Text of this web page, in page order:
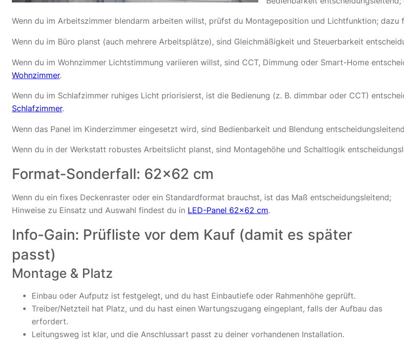
Wenn du im Arbeitszimmer blendarm arbeiten willst, prüfst du Montageposition und Lichtfunktion; dazu
Wenn du im Büro planst (auch mehrere Arbeitsplätze), sind Gleichmäßigkeit und Steuerbarkeit
Wenn du im Wohnzimmer Lichtstimmung variieren willst, sind CCT, Dimmung oder Smart-Home
Wohnzimmer.
Wenn du im Schlafzimmer ruhiges Licht priorisierst, ist die Bedienung (z. B. dimmbar oder CCT)
Schlafzimmer.
Wenn das Panel im Kinderzimmer eingesetzt wird, sind Bedienbarkeit und Blendung
Wenn du in der Werkstatt robustes Arbeitslicht planst, sind Montagehöhe und Schaltlogik
Format-Sonderfall: 62×62 cm
Wenn du ein fixes Deckenraster oder ein Standardformat brauchst, ist das Maß entscheidungsleitend;
Hinweise zu Einsatz und Auswahl findest du in LED-Panel 62×62 cm.
Info-Gain: Prüfliste vor dem Kauf (damit es später
passt)
Montage & Platz
Einbau oder Aufputz ist festgelegt, und du hast Einbautiefe oder Rahmenhöhe geprüft.
Treiber/Netzteil hat Platz, und du hast einen Wartungszugang eingeplant, falls der Aufbau das
erfordert.
Leitungsweg ist klar, und die Anschlussart passt zu deiner vorhandenen Installation.